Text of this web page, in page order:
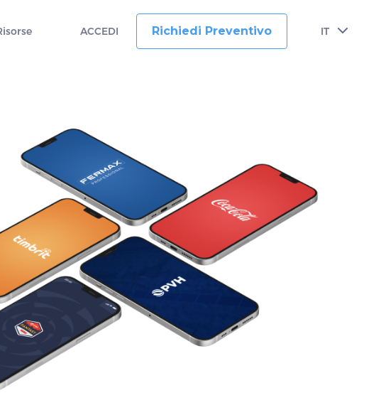
ACCEDI Richiedi Preventivo IT